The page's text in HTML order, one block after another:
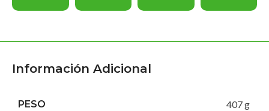
Información Adicional
PESO 407 g